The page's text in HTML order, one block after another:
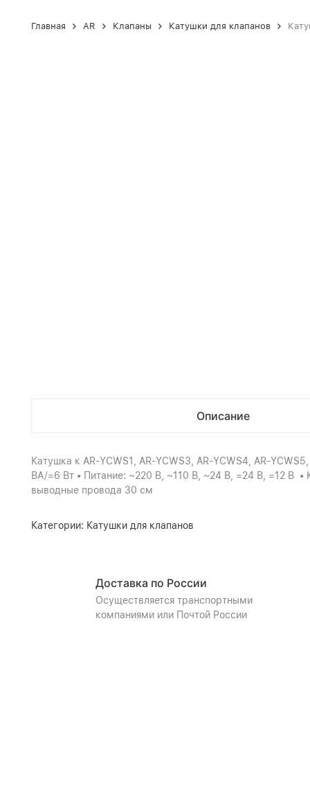
Главная AR Клапаны Катушки для клапанов
Описание
Катушка к AR-YCWS1, AR-YCWS3, AR-YCWS4, AR-
ВА/=6 Вт • Питание: ~220 В, ~110 В, ~24 В, =24 В, =12 В •
выводные провода 30 см
Категории: Катушки для клапанов
Доставка по России
Осуществляется транспортными
компаниями или Почтой России